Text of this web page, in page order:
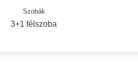
Szobák
3+1 félszoba